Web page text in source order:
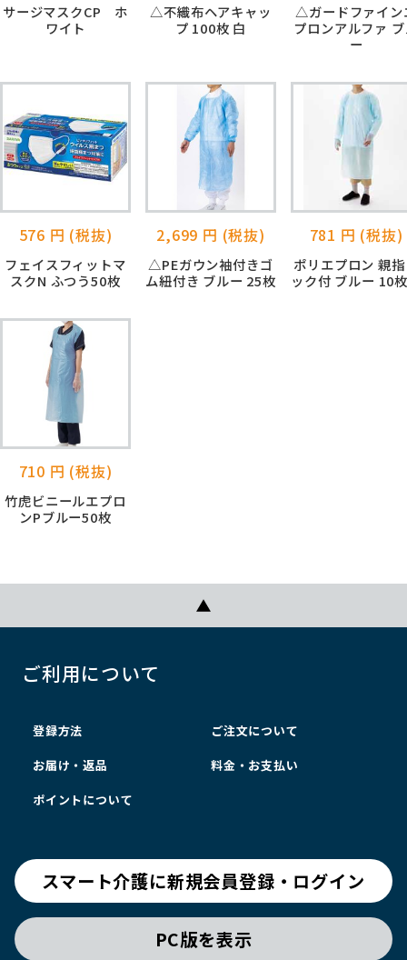
サージマスクCP ホ
ワイト
△不織布ヘアキャッ
プ 100枚 白
△ガードファイン
プロンアルファ
ー
576 円 (税抜)
フェイスフィットマ
スクN ふつう50枚
2,699 円 (税抜)
△PEガウン袖付きゴ
ム紐付き ブルー 25枚
781 円 (税抜)
ポリエプロン 親
ック付 ブルー 10
710 円 (税抜)
竹虎ビニールエプロ
ンPブルー50枚
ご利用について
登録方法 ご注文について
お届け・返品 料金・お支払い
ポイントについて
スマート介護に新規会員登録・ログイン
PC版を表示